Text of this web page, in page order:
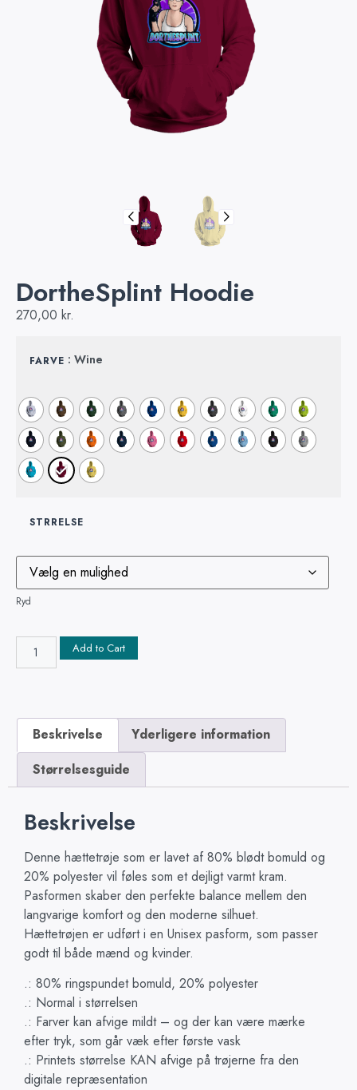
DortheSplint Hoodie
270,00 kr.
FARVE : Wine
STRRELSE
Ryd
Add to Cart
Beskrivelse
Yderligere information
Størrelsesguide
Beskrivelse
Denne hættetrøje som er lavet af 80% blødt bomuld og
20% polyester vil føles som et dejligt varmt kram.
Pasformen skaber den perfekte balance mellem den
langvarige komfort og den moderne silhuet.
Hættetrøjen er udført i en Unisex pasform, som passer
godt til både mænd og kvinder.
.: 80% ringspundet bomuld, 20% polyester
.: Normal i størrelsen
.: Farver kan afvige mildt – og der kan være mærke
efter tryk, som går væk efter første vask
.: Printets størrelse KAN afvige på trøjerne fra den
digitale repræsentation